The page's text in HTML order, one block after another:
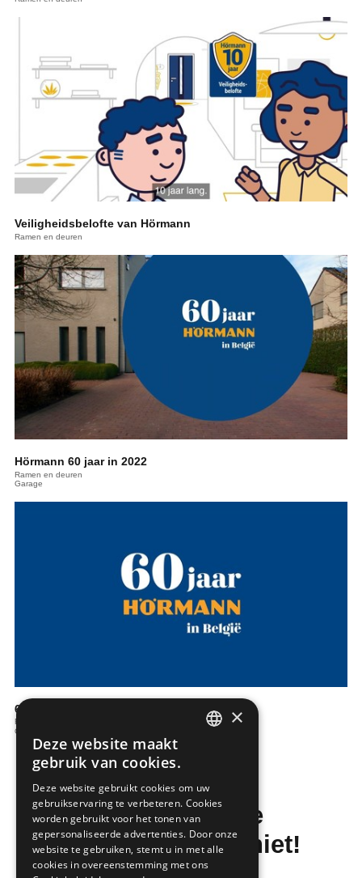
Veiligheidsbelofte van Hörmann
Ramen en deuren
Hörmann 60 jaar in 2022
Ramen en deuren
Garage
60 jaar Hörmann
Ramen en deuren
Garage
Mis de laatste
bouwnieuwtjes niet!
×
Deze website maakt
gebruik van cookies.
Deze website gebruikt cookies om uw
gebruikservaring te verbeteren. Cookies
worden gebruikt voor het tonen van
gepersonaliseerde advertenties. Door onze
website te gebruiken, stemt u in met alle
cookies in overeenstemming met ons